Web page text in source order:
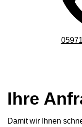
Ihre
Damit wir Ihnen